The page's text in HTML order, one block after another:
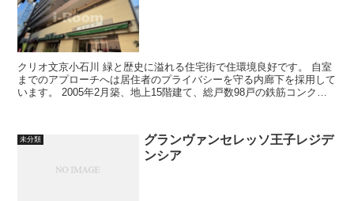
クリオ文京小石川 緑と歴史に溢れる住宅街で住環境良好です。 自室
までのアプローチへは居住者のプライバシーを守る内廊下を採用して
います。 2005年2月築、地上15階建て、総戸数98戸の鉄筋コンクリ
未分類
グランヴァンセレッソ王子レジデ
ンシア